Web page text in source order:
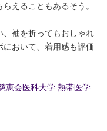
えることもあるそう。
袖を折ってもおしゃれ
おいて、着用感も評価
恵会医科大学 熱帯医学